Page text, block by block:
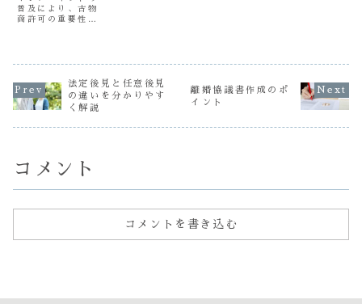
普及により、古物
商許可の重要性が
請の流れをわかり
やすく説明しま
す。まず古物商許
可とは、古物（使
法定後見と任意後見
の違いを分かりやす
く解説
離婚協議書作成のポ
イント
コメント
コメントを書き込む